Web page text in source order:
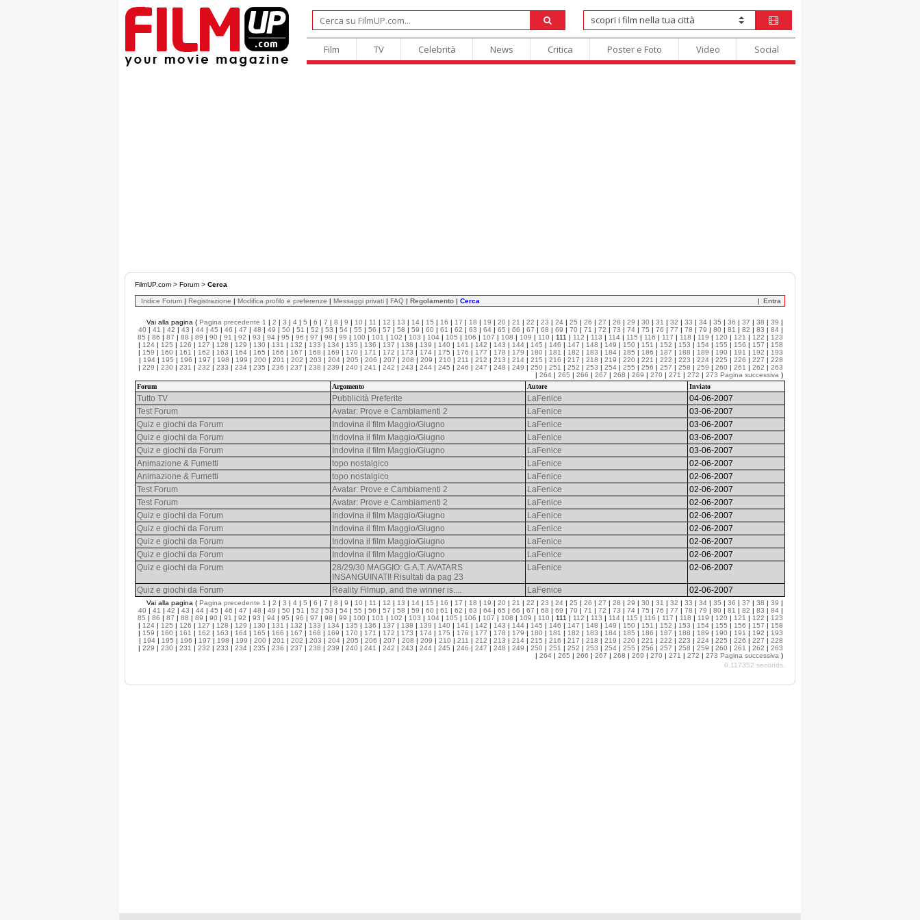
Film TV Celebrità News Critica Poster e Foto Video Social
FilmUP.com > Forum > Cerca
Indice Forum | Registrazione | Modifica profilo e preferenze | Messaggi privati | FAQ | Regolamento | Cerca Entra
Vai alla pagina ( Pagina precedente 1 | 2 | 3 | 4 | 5 | 6 | 7 | 8 | 9 | 10 | 11 | 12 | 13 | 14 | 15 | 16 | 17 | 18 | 19 | 20 | 21 | 22 | 23 | 24 | 25 | 26 | 27 | 28 | 29 | 30 | 31 | 32 | 33 | 34 | 35 | 36 | 37 | 38 | 39 |
40 | 41 | 42 | 43 | 44 | 45 | 46 | 47 | 48 | 49 | 50 | 51 | 52 | 53 | 54 | 55 | 56 | 57 | 58 | 59 | 60 | 61 | 62 | 63 | 64 | 65 | 66 | 67 | 68 | 69 | 70 | 71 | 72 | 73 | 74 | 75 | 76 | 77 | 78 | 79 | 80 | 81 | 82 | 83 | 84 |
85 | 86 | 87 | 88 | 89 | 90 | 91 | 92 | 93 | 94 | 95 | 96 | 97 | 98 | 99 | 100 | 101 | 102 | 103 | 104 | 105 | 106 | 107 | 108 | 109 | 110 | 111 | 112 | 113 | 114 | 115 | 116 | 117 | 118 | 119 | 120 | 121 | 122 | 123
| 124 | 125 | 126 | 127 | 128 | 129 | 130 | 131 | 132 | 133 | 134 | 135 | 136 | 137 | 138 | 139 | 140 | 141 | 142 | 143 | 144 | 145 | 146 | 147 | 148 | 149 | 150 | 151 | 152 | 153 | 154 | 155 | 156 | 157 | 158
| 159 | 160 | 161 | 162 | 163 | 164 | 165 | 166 | 167 | 168 | 169 | 170 | 171 | 172 | 173 | 174 | 175 | 176 | 177 | 178 | 179 | 180 | 181 | 182 | 183 | 184 | 185 | 186 | 187 | 188 | 189 | 190 | 191 | 192 | 193
| 194 | 195 | 196 | 197 | 198 | 199 | 200 | 201 | 202 | 203 | 204 | 205 | 206 | 207 | 208 | 209 | 210 | 211 | 212 | 213 | 214 | 215 | 216 | 217 | 218 | 219 | 220 | 221 | 222 | 223 | 224 | 225 | 226 | 227 | 228
| 229 | 230 | 231 | 232 | 233 | 234 | 235 | 236 | 237 | 238 | 239 | 240 | 241 | 242 | 243 | 244 | 245 | 246 | 247 | 248 | 249 | 250 | 251 | 252 | 253 | 254 | 255 | 256 | 257 | 258 | 259 | 260 | 261 | 262 | 263
| 264 | 265 | 266 | 267 | 268 | 269 | 270 | 271 | 272 | 273 Pagina successiva )
Forum
Argomento Autore Inviato
Tutto TV Pubblicità Preferite LaFenice
04-06-2007
Test Forum
Avatar: Prove e Cambiamenti 2 LaFenice
03-06-2007
Quiz e giochi da Forum
Indovina il film Maggio/Giugno LaFenice
03-06-2007
Quiz e giochi da Forum
Indovina il film Maggio/Giugno LaFenice
03-06-2007
Quiz e giochi da Forum
Indovina il film Maggio/Giugno LaFenice
03-06-2007
Animazione & Fumetti
topo nostalgico LaFenice
02-06-2007
Animazione & Fumetti
topo nostalgico LaFenice
02-06-2007
Test Forum
Avatar: Prove e Cambiamenti 2 LaFenice
02-06-2007
Test Forum
Avatar: Prove e Cambiamenti 2 LaFenice
02-06-2007
Quiz e giochi da Forum
Indovina il film Maggio/Giugno LaFenice
02-06-2007
Quiz e giochi da Forum
Indovina il film Maggio/Giugno LaFenice
02-06-2007
Quiz e giochi da Forum
Indovina il film Maggio/Giugno LaFenice
02-06-2007
Quiz e giochi da Forum
Indovina il film Maggio/Giugno LaFenice
02-06-2007
Quiz e giochi da Forum
28/29/30 MAGGIO: G.A.T. AVATARS
INSANGUINATI! Risultati da pag 23
LaFenice 02-06-2007
Quiz e giochi da Forum Reality Filmup, and the winner is.... LaFenice 02-06-2007
Vai alla pagina ( Pagina precedente 1 | 2 | 3 | 4 | 5 | 6 | 7 | 8 | 9 | 10 | 11 | 12 | 13 | 14 | 15 | 16 | 17 | 18 | 19 | 20 | 21 | 22 | 23 | 24 | 25 | 26 | 27 | 28 | 29 | 30 | 31 | 32 | 33 | 34 | 35 | 36 | 37 | 38 | 39 |
40 | 41 | 42 | 43 | 44 | 45 | 46 | 47 | 48 | 49 | 50 | 51 | 52 | 53 | 54 | 55 | 56 | 57 | 58 | 59 | 60 | 61 | 62 | 63 | 64 | 65 | 66 | 67 | 68 | 69 | 70 | 71 | 72 | 73 | 74 | 75 | 76 | 77 | 78 | 79 | 80 | 81 | 82 | 83 | 84 |
85 | 86 | 87 | 88 | 89 | 90 | 91 | 92 | 93 | 94 | 95 | 96 | 97 | 98 | 99 | 100 | 101 | 102 | 103 | 104 | 105 | 106 | 107 | 108 | 109 | 110 | 111 | 112 | 113 | 114 | 115 | 116 | 117 | 118 | 119 | 120 | 121 | 122 | 123
| 124 | 125 | 126 | 127 | 128 | 129 | 130 | 131 | 132 | 133 | 134 | 135 | 136 | 137 | 138 | 139 | 140 | 141 | 142 | 143 | 144 | 145 | 146 | 147 | 148 | 149 | 150 | 151 | 152 | 153 | 154 | 155 | 156 | 157 | 158
| 159 | 160 | 161 | 162 | 163 | 164 | 165 | 166 | 167 | 168 | 169 | 170 | 171 | 172 | 173 | 174 | 175 | 176 | 177 | 178 | 179 | 180 | 181 | 182 | 183 | 184 | 185 | 186 | 187 | 188 | 189 | 190 | 191 | 192 | 193
| 194 | 195 | 196 | 197 | 198 | 199 | 200 | 201 | 202 | 203 | 204 | 205 | 206 | 207 | 208 | 209 | 210 | 211 | 212 | 213 | 214 | 215 | 216 | 217 | 218 | 219 | 220 | 221 | 222 | 223 | 224 | 225 | 226 | 227 | 228
| 229 | 230 | 231 | 232 | 233 | 234 | 235 | 236 | 237 | 238 | 239 | 240 | 241 | 242 | 243 | 244 | 245 | 246 | 247 | 248 | 249 | 250 | 251 | 252 | 253 | 254 | 255 | 256 | 257 | 258 | 259 | 260 | 261 | 262 | 263
| 264 | 265 | 266 | 267 | 268 | 269 | 270 | 271 | 272 | 273 Pagina successiva )
0.117352 seconds.